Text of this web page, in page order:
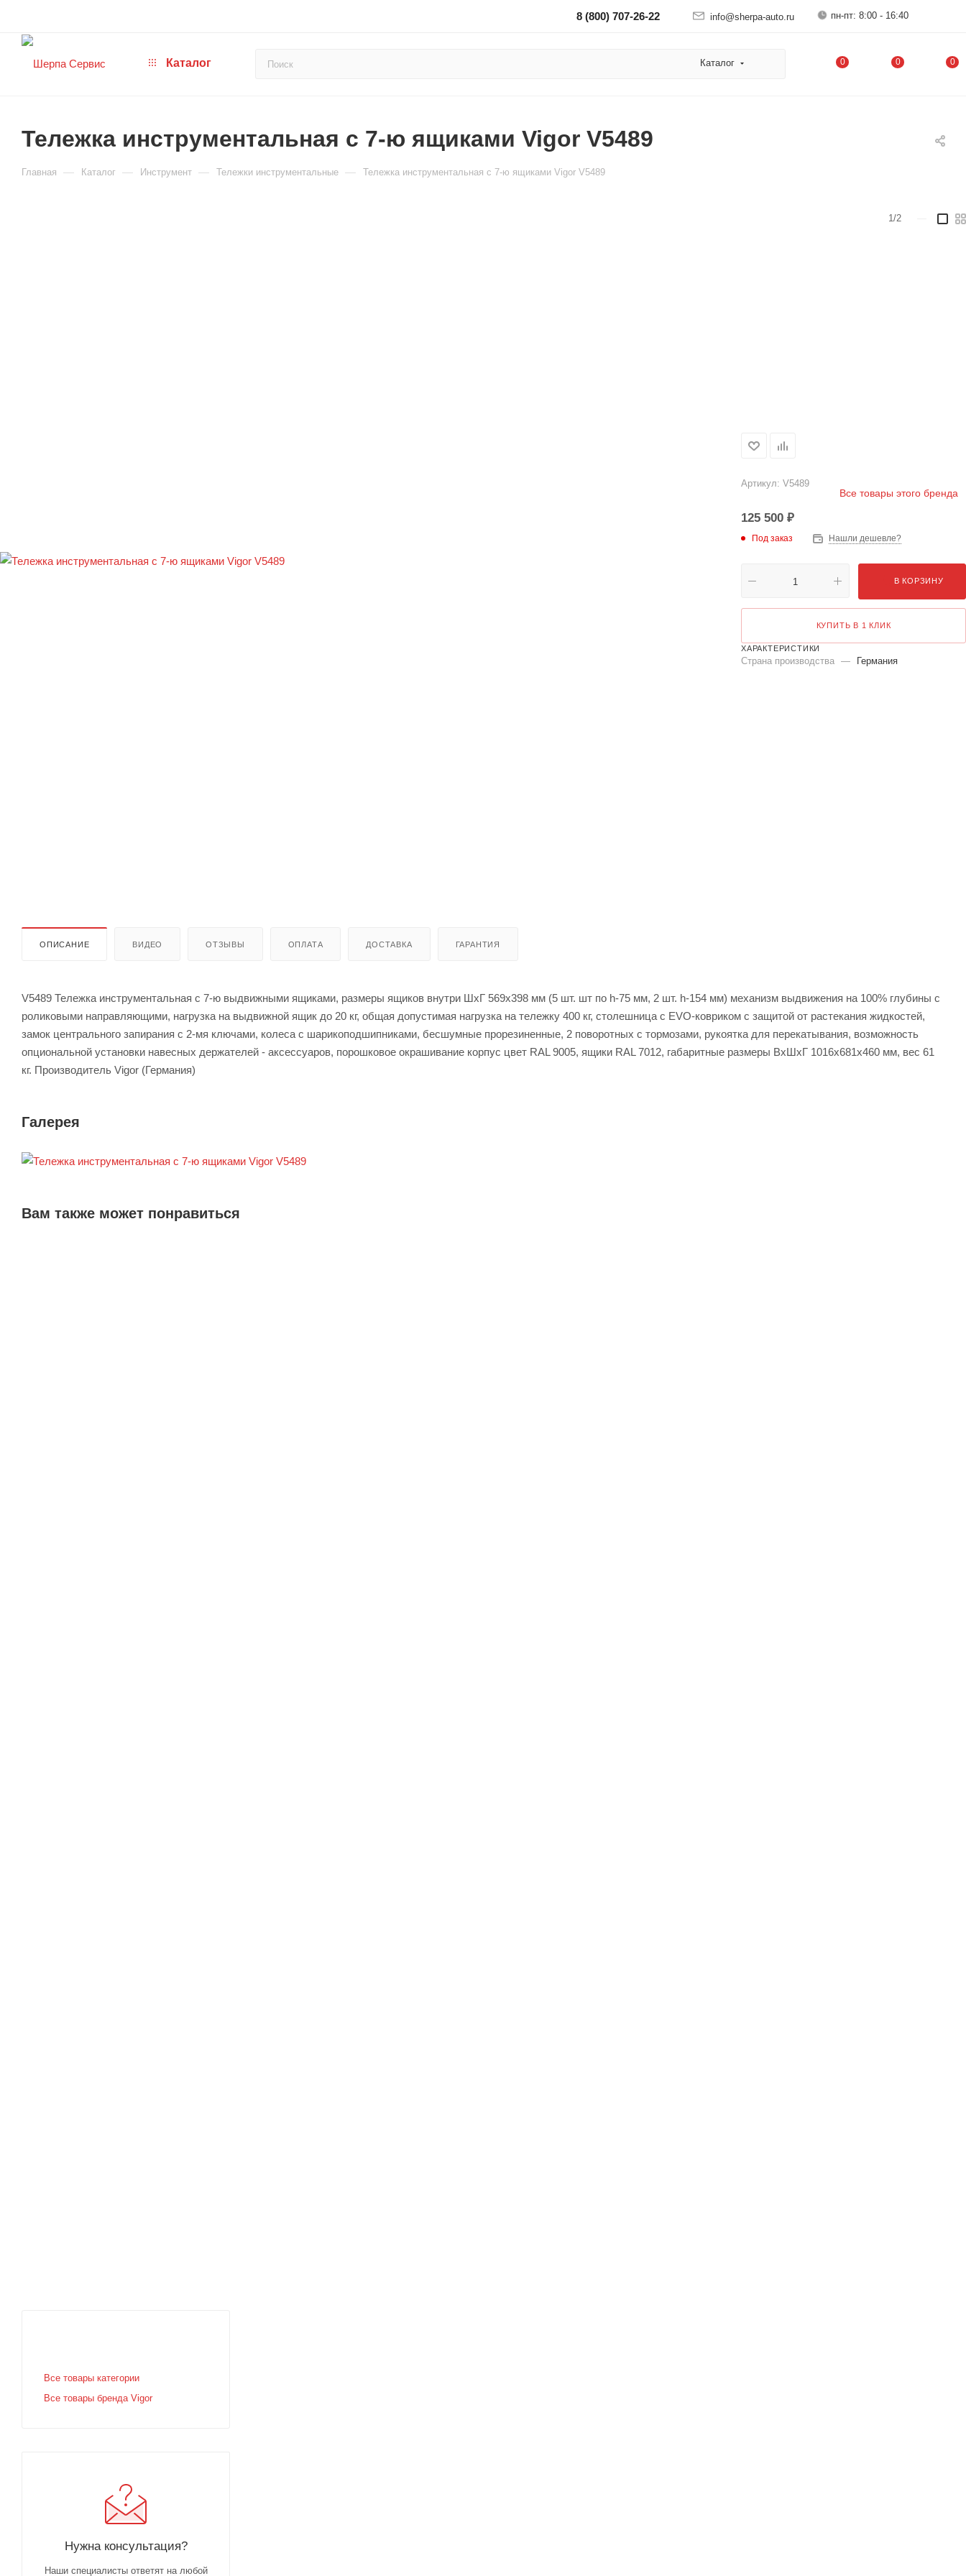
8 (800) 707-26-22 info@sherpa-auto.ru пн-пт: 8:00 - 16:40
Каталог Каталог 0 0 0
Тележка инструментальная с 7-ю ящиками Vigor V5489
Главная — Каталог — Инструмент — Тележки инструментальные — Тележка инструментальная с 7-ю ящиками Vigor V5489
Артикул: V5489
Все товары этого бренда
125 500 ₽
Под заказ Нашли дешевле?
В КОРЗИНУ
КУПИТЬ В 1 КЛИК
ХАРАКТЕРИСТИКИ
Страна производства — Германия
ОПИСАНИЕ ВИДЕО ОТЗЫВЫ ОПЛАТА ДОСТАВКА ГАРАНТИЯ
V5489 Тележка инструментальная с 7-ю выдвижными ящиками, размеры ящиков внутри ШхГ 569х398 мм (5 шт. шт по h-75 мм, 2 шт. h-154 мм) механизм выдвижения на 100% глубины с
роликовыми направляющими, нагрузка на выдвижной ящик до 20 кг, общая допустимая нагрузка на тележку 400 кг, столешница с EVO-ковриком с защитой от растекания жидкостей,
замок центрального запирания с 2-мя ключами, колеса с шарикоподшипниками, бесшумные прорезиненные, 2 поворотных с тормозами, рукоятка для перекатывания, возможность
опциональной установки навесных держателей - аксессуаров, порошковое окрашивание корпус цвет RAL 9005, ящики RAL 7012, габаритные размеры ВхШхГ 1016х681х460 мм, вес 61
кг. Производитель Vigor (Германия)
Галерея
1/2
Вам также может понравиться
Все товары категории
Все товары бренда Vigor
Нужна консультация?
Наши специалисты ответят на любой